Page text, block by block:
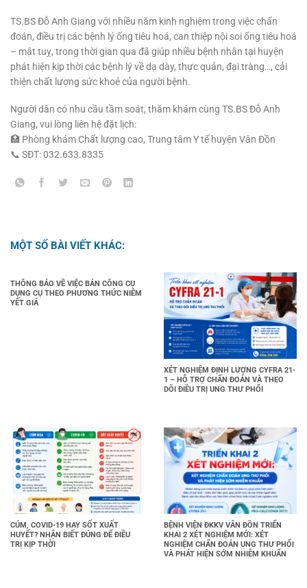
TS.BS Đỗ Anh Giang với nhiều năm kinh nghiệm trong việc chẩn
đoán, điều trị các bệnh lý ống tiêu hoá, can thiệp nội soi ống tiêu hoá
– mật tuỵ, trong thời gian qua đã giúp nhiều bệnh nhân tại huyện
phát hiện kịp thời các bệnh lý về dạ dày, thực quản, đại tràng…, cải
thiện chất lượng sức khoẻ của người bệnh.
Người dân có nhu cầu tầm soát, thăm khám cùng TS.BS Đỗ Anh
Giang, vui lòng liên hệ đặt lịch:
🏥 Phòng khám Chất lượng cao, Trung tâm Y tế huyện Vân Đồn
📞 SĐT: 032.633.8335
MỘT SỐ BÀI VIẾT KHÁC:
THÔNG BÁO VỀ VIỆC BÁN CÔNG CỤ
DỤNG CỤ THEO PHƯƠNG THỨC NIÊM
YẾT GIÁ
XÉT NGHIỆM ĐỊNH LƯỢNG CYFRA 21-
1 – HỖ TRỢ CHẨN ĐOÁN VÀ THEO
DÕI ĐIỀU TRỊ UNG THƯ PHỔI
CÚM, COVID-19 HAY SỐT XUẤT
HUYẾT? NHẬN BIẾT ĐÚNG ĐỂ ĐIỀU
TRỊ KỊP THỜI
BỆNH VIỆN ĐKKV VÂN ĐỒN TRIỂN
KHAI 2 XÉT NGHIỆM MỚI: XÉT
NGHIỆM CHẨN ĐOÁN UNG THƯ PHỔI
VÀ PHÁT HIỆN SỚM NHIỄM KHUẨN